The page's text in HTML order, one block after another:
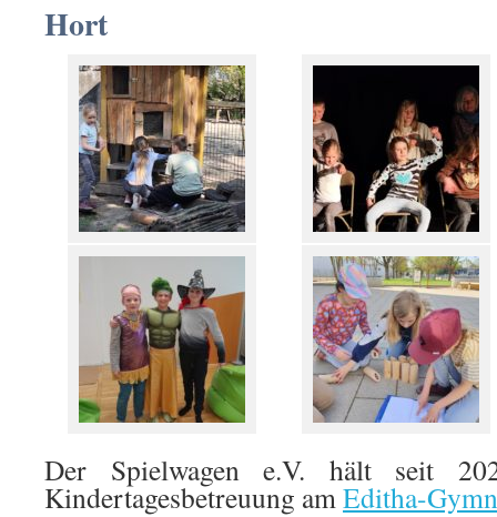
Hort
Der Spielwagen e.V. hält seit
Kindertagesbetreuung amEditha-